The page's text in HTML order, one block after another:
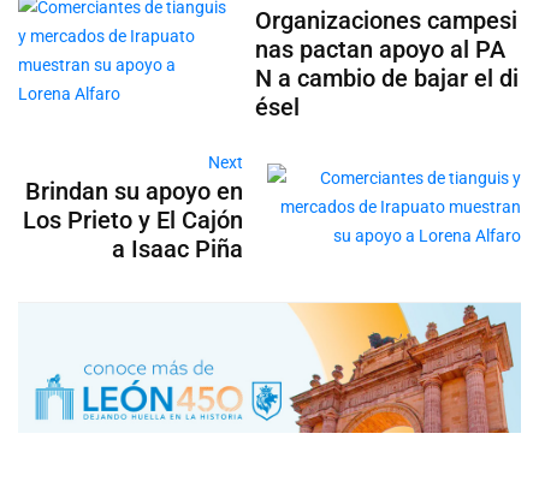
Organizaciones campesi
nas pactan apoyo al PA
N a cambio de bajar el di
ésel
Next
Brindan su apoyo en
Los Prieto y El Cajón
a Isaac Piña